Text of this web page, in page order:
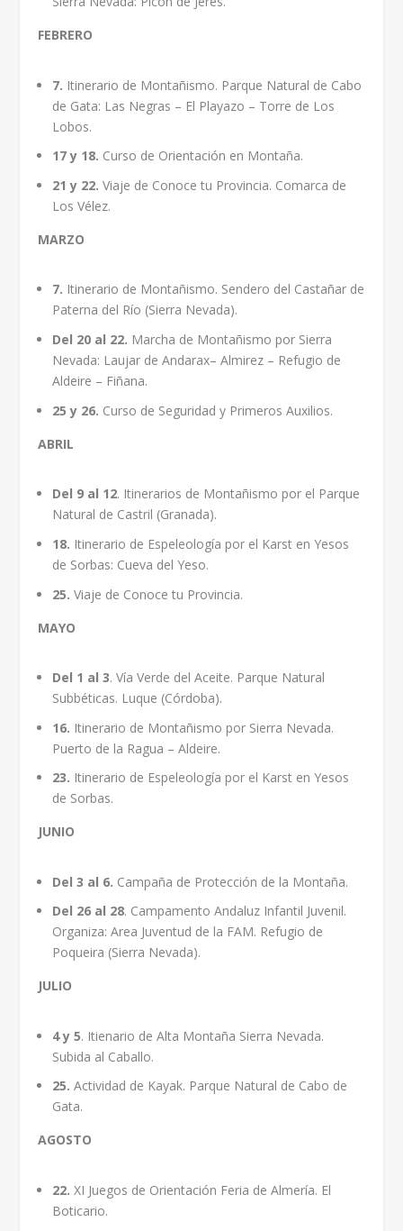
FEBRERO
7. Itinerario de Montañismo. Parque Natural de Cabo
de Gata: Las Negras – El Playazo – Torre de Los
Lobos.
17 y 18. Curso de Orientación en Montaña.
21 y 22. Viaje de Conoce tu Provincia. Comarca de
Los Vélez.
MARZO
7. Itinerario de Montañismo. Sendero del Castañar de
Paterna del Río (Sierra Nevada).
Del 20 al 22. Marcha de Montañismo por Sierra
Nevada: Laujar de Andarax– Almirez – Refugio de
Aldeire – Fiñana.
25 y 26. Curso de Seguridad y Primeros Auxilios.
ABRIL
Del 9 al 12. Itinerarios de Montañismo por el Parque
Natural de Castril (Granada).
18. Itinerario de Espeleología por el Karst en Yesos
de Sorbas: Cueva del Yeso.
25. Viaje de Conoce tu Provincia.
MAYO
Del 1 al 3. Vía Verde del Aceite. Parque Natural
Subbéticas. Luque (Córdoba).
16. Itinerario de Montañismo por Sierra Nevada.
Puerto de la Ragua – Aldeire.
23. Itinerario de Espeleología por el Karst en Yesos
de Sorbas.
JUNIO
Del 3 al 6. Campaña de Protección de la Montaña.
Del 26 al 28. Campamento Andaluz Infantil Juvenil.
Organiza: Area Juventud de la FAM. Refugio de
Poqueira (Sierra Nevada).
JULIO
4 y 5. Itienario de Alta Montaña Sierra Nevada.
Subida al Caballo.
25. Actividad de Kayak. Parque Natural de Cabo de
Gata.
AGOSTO
22. XI Juegos de Orientación Feria de Almería. El
Boticario.